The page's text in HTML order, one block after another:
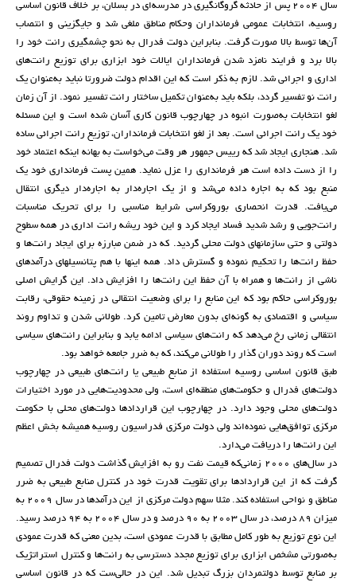
سال 2004 پس از حادثه گروگانگیری در مدرسه‌ای در بسلان، بر خلاف قانون اساسی
روسیه، انتخابات عمومی فرمانداران وحکام مناطق ملغی شد و جایگزینی و انتصاب
آن‌ها توسط بالا صورت گرفت. بنابراین دولت فدرال به نحو چشمگیری رانت خود را
بالا برد و فرایند نامزد شدن فرمانداران ایالات خود ابزاری برای توزیع رانت‌های
اداری و اجرائی شد. لازم به ذکر است که این اقدام دولت ضرورتا نباید به‌عنوان یک
رانت نو تفسیر گردد، بلکه باید به‌عنوان تکمیل ساختار رانت تفسیر نمود. از آن زمان
لغو انتخابات به‌صورت انبوه در چهارچوب قانون کاری آسان شده است و این مسئله
خود یک رانت اجرائی است. بعد از لغو انتخابات فرمانداران، توزیع رانت اجرائی ساده
شد. هنجاری ایجاد شد که رییس جمهور هر وقت می‌خواست به بهانه اینکه اعتماد خود
را از دست داده است هر فرمانداری را عزل نماید. همین پست فرمانداری خود یک
منبع بود که به اجاره داده می‌شد و از یک اجاره‌دار به اجاره‌دار دیگری انتقال
می‌یافت. قدرت انحصاری بوروکراسی شرایط مناسبی را برای تحریک مناسبات
رانت‌جویی و رشد شدید فساد ایجاد کرد و این خود ریشه‌ رانت اداری در همه سطوح
دولتی و حتی سازمانهای دولت محلی گردید. که در ضمن مبارزه برای ایجاد رانت‌ها و
حفظ رانت‌ها را تحکیم نموده و گسترش داد. همه اینها با هم پتانسیلهای درآمدهای
ناشی از رانت‌ها و همراه با آن حفظ این رانت‌ها را افزایش داد. این گرایش اصلی
بوروکراسی حاکم بود که این منابع را برای وضعیت انتقالی در زمینه حقوقی، رقابت
سیاسی و اقتصادی به گونه‌ای بدون معارض تامین کرد. طولانی شدن و تداوم روند
انتقالی زمانی رخ می‌دهد که رانت‌های سیاسی ادامه یابد و بنابراین رانت‌های سیاسی
است که روند دوران گذار را طولانی می‌کند، که به ضرر جامعه خواهد بود.
طبق قانون اساسی روسیه استفاده از منابع طبیعی یا رانت‌های طبیعی در چهارچوب
دولت‌های فدرال و حکومت‌های منطقه‌ای است، ولی محدودیت‌هایی در مورد اختیارات
دولت‌های محلی وجود دارد. در چهارچوب این قراردادها دولت‌های محلی با حکومت
مرکزی توافق‌هایی نموده‌اند ولی دولت مرکزی فدراسیون روسیه همیشه بخش اعظم
این رانت‌ها را دریافت می‌دارد.
در سال‌های 2000 زمانی‌که قیمت نفت رو به افزایش گذاشت دولت فدرال تصمیم
گرفت که از این قراردادها برای تقویت قدرت خود در کنترل منابع طبیعی به ضرر
مناطق و نواحی استفاده کند. مثلا سهم دولت مرکزی از این درآمدها در سال 2009 به
میزان 89 درصد، در سال 2003 به 90 درصد و در سال 2004 به 94 درصد رسید.
این نوع توزیع به طور کامل مطابق با قدرت عمودی است، بدین معنی که قدرت عمودی
به‌صورتی مشخص ابزاری برای توزیع مجدد دسترسی به رانت‌ها و کنترل استراتژیک
بر منابع توسط دولتمردان بزرگ تبدیل شد. این در حالی‌ست که در قانون اساسی